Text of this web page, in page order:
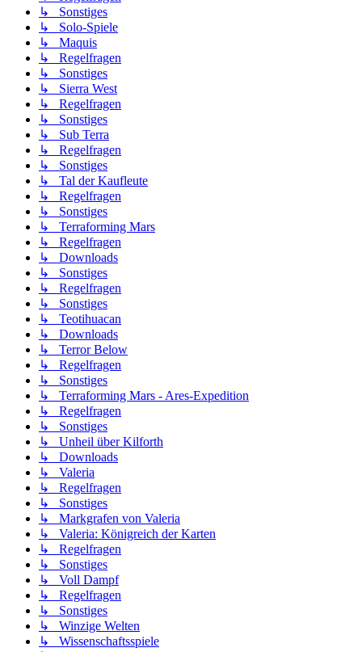
↳ Sonstiges
↳ Solo-Spiele
↳ Maquis
↳ Regelfragen
↳ Sonstiges
↳ Sierra West
↳ Regelfragen
↳ Sonstiges
↳ Sub Terra
↳ Regelfragen
↳ Sonstiges
↳ Tal der Kaufleute
↳ Regelfragen
↳ Sonstiges
↳ Terraforming Mars
↳ Regelfragen
↳ Downloads
↳ Sonstiges
↳ Regelfragen
↳ Sonstiges
↳ Teotihuacan
↳ Downloads
↳ Terror Below
↳ Regelfragen
↳ Sonstiges
↳ Terraforming Mars - Ares-Expedition
↳ Regelfragen
↳ Sonstiges
↳ Unheil über Kilforth
↳ Downloads
↳ Valeria
↳ Regelfragen
↳ Sonstiges
↳ Markgrafen von Valeria
↳ Valeria: Königreich der Karten
↳ Regelfragen
↳ Sonstiges
↳ Voll Dampf
↳ Regelfragen
↳ Sonstiges
↳ Winzige Welten
↳ Wissenschaftsspiele